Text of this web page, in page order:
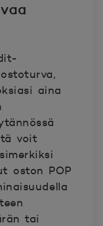
aina
voit
oston POP
tai